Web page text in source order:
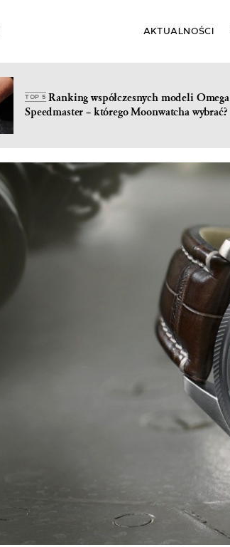
AKTUALNOŚCI
TOP 5Ranking współczesnych modeli Omega
Speedmaster – którego Moonwatcha wybrać?